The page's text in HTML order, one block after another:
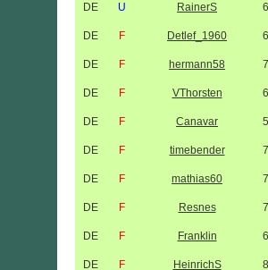
DE U RainerS
DE F Detlef_1960
DE F hermann58
DE F VThorsten
DE F Canavar
DE F timebender
DE F mathias60
DE F Resnes
DE F Franklin
DE F HeinrichS